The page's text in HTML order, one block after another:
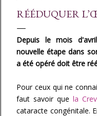
RÉÉDUQUER
Depuis le mois
nouvelle étape dans
a été opéré doit être
Pour ceux qui ne
faut savoir que la
cataracte congénitale.